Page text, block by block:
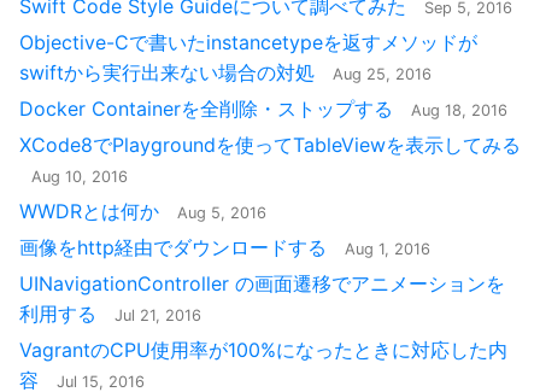
Swift Code Style Guideについて調べてみた Sep 5, 2016
Objective-Cで書いたinstancetypeを返すメソッドが
swiftから実行出来ない場合の対処
Aug 25, 2016
Docker Containerを全削除・ストップする Aug 18, 2016
XCode8でPlaygroundを使ってTableViewを表示してみる
Aug 10, 2016
WWDRとは何か Aug 5, 2016
画像をhttp経由でダウンロードする Aug 1, 2016
UINavigationController の画面遷移でアニメーションを
利用する
Jul 21, 2016
VagrantのCPU使用率が100%になったときに対応した内
容
Jul 15, 2016